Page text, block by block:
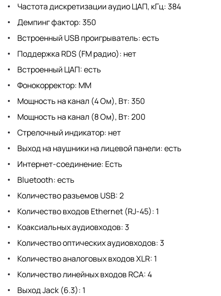
Частота дискретизации аудио ЦАП, кГц: 384
Демпинг фактор: 350
Встроенный USB проигрыватель: есть
Поддержка RDS (FM радио): нет
Встроенный ЦАП: есть
Фонокорректор: MM
Мощность на канал (4 Ом), Вт: 350
Мощность на канал (8 Ом), Вт: 200
Стрелочный индикатор: нет
Выход на наушники на лицевой панели: есть
Интернет-соединение: Есть
Bluetooth: есть
Количество разъемов USB: 2
Количество входов Ethernet (RJ-45): 1
Коаксиальных аудиовходов: 3
Количество оптических аудиовходов: 3
Количество аналоговых входов XLR: 1
Количество линейных входов RCA: 4
Выход Jack (6.3): 1